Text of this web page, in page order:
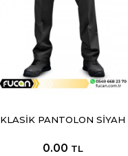
KLASİK PANTOLON SİYAH
0.00 TL